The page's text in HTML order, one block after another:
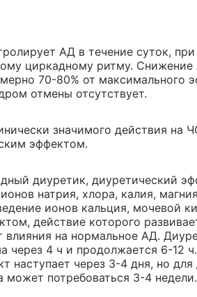
АД в течение суток,
циркадному ритму.
70-80% от максимального
отмены отсутствует.
значимого действия на
эффектом.
диуретик, диуретический
натрия, хлора, калия,
ионов кальция, мочевой
действие которого
влияния на нормальное АД.
через 4 ч и продолжается 6-12
наступает через 3-4 дня, но
может потребоваться 3-4 недели.